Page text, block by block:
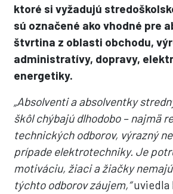
ktoré si vyžadujú
sú označené ako vhodné pre
štvrtina z oblasti obchodu,
administratívy, dopravy,
energetiky.
„Absolventi a absolventky
škôl chýbajú dlhodobo – najmä
technických odborov, výrazný
prípade elektrotechniky. Je
motiváciu, žiaci a žiačky
týchto odborov záujem,“uviedla